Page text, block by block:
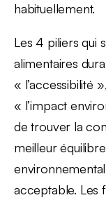
habituellement.
Les 4 piliers qui
alimentaires
« l’accessibilité
« l’impact
de trouver la
meilleur
acceptable. Les